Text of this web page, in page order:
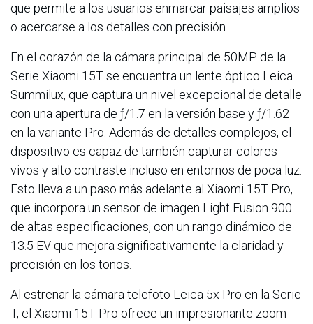
que permite a los usuarios enmarcar paisajes amplios
o acercarse a los detalles con precisión.
En el corazón de la cámara principal de 50MP de la
Serie Xiaomi 15T se encuentra un lente óptico Leica
Summilux, que captura un nivel excepcional de detalle
con una apertura de ƒ/1.7 en la versión base y ƒ/1.62
en la variante Pro. Además de detalles complejos, el
dispositivo es capaz de también capturar colores
vivos y alto contraste incluso en entornos de poca luz.
Esto lleva a un paso más adelante al Xiaomi 15T Pro,
que incorpora un sensor de imagen Light Fusion 900
de altas especificaciones, con un rango dinámico de
13.5 EV que mejora significativamente la claridad y
precisión en los tonos.
Al estrenar la cámara telefoto Leica 5x Pro en la Serie
T, el Xiaomi 15T Pro ofrece un impresionante zoom